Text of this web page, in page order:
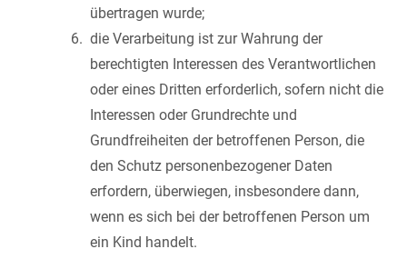
übertragen wurde;
die Verarbeitung ist zur Wahrung der
berechtigten Interessen des Verantwortlichen
oder eines Dritten erforderlich, sofern nicht die
Interessen oder Grundrechte und
Grundfreiheiten der betroffenen Person, die
den Schutz personenbezogener Daten
erfordern, überwiegen, insbesondere dann,
wenn es sich bei der betroffenen Person um
ein Kind handelt.